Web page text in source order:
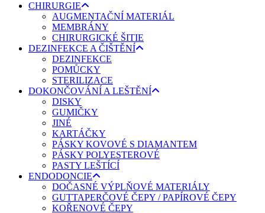
CHIRURGIE
AUGMENTAČNÍ MATERIÁL
MEMBRÁNY
CHIRURGICKÉ ŠITIE
DEZINFEKCE A ČIŠTĚNÍ
DEZINFEKCE
POMŮCKY
STERILIZACE
DOKONČOVÁNÍ A LEŠTĚNÍ
DISKY
GUMIČKY
JINÉ
KARTÁČKY
PÁSKY KOVOVÉ S DIAMANTEM
PÁSKY POLYESTEROVÉ
PASTY LEŠTÍCÍ
ENDODONCIE
DOČASNÉ VÝPLŇOVÉ MATERIÁLY
GUTTAPERČOVÉ ČEPY / PAPÍROVÉ ČEPY
KOŘENOVÉ ČEPY